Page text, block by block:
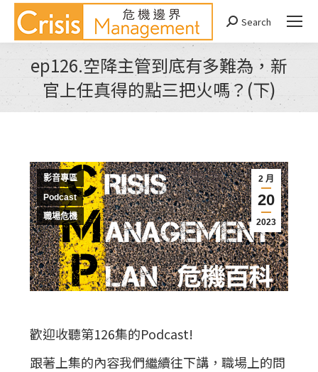
Search:
Search
ep126.空降主管到底有多難為，新
官上任真得的點三把火嗎？(下)
You are here:
2 月
20
2023
影音專區
Podcast
職場危機
歡迎收聽第126集的Podcast!
跟著上集的內容我們繼續往下講，職場上的問